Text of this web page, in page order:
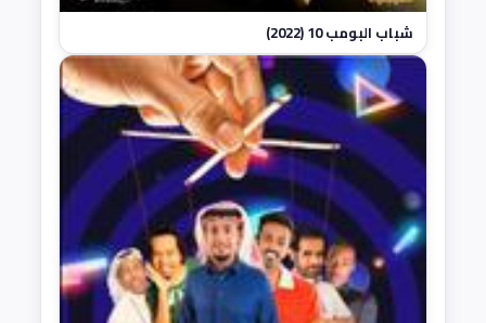
شباب البومب 10 (2022)